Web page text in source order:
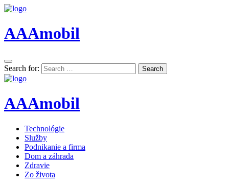
AAAmobil
Search for: Search
AAAmobil
Technológie
Služby
Podnikanie a firma
Dom a záhrada
Zdravie
Zo života